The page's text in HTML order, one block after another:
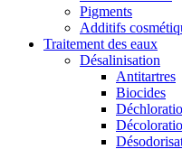
Pigments
Additifs
Traitement des eaux
Désalinisation
Antitartres
Biocides